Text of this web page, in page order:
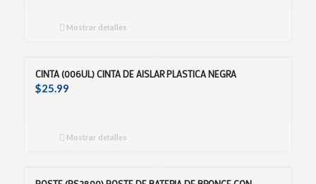
Mostrar detalles
CINTA (006UL) CINTA DE AISLAR PLASTICA NEGRA
$25.99
Mostrar detalles